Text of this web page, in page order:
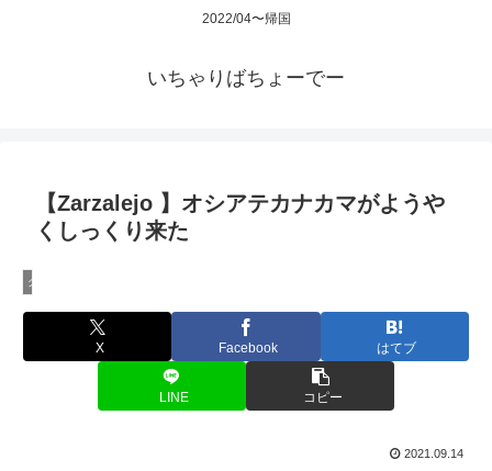
2022/04〜帰国
いちゃりばちょーでー
【Zarzalejo 】オシアテカナカマがようや
くしっくり来た
クライミング
X Facebook はてブ
LINE コピー
2021.09.14